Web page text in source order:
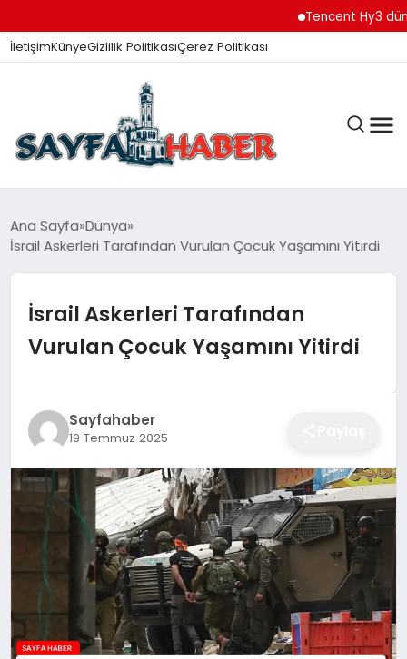
Tencent Hy3 dünya
İletişimKünyeGizlilik PolitikasıÇerez Politikası
ANA SAYFA
İZMIR HABERLERI
EĞITIM
EKONOMI
SAĞLIK
Ana Sayfa Dünya
İsrail Askerleri Tarafından Vurulan Çocuk Yaşamını Yitirdi
İsrail Askerleri Tarafından
Vurulan Çocuk Yaşamını Yitirdi
Sayfahaber
19 Temmuz 2025